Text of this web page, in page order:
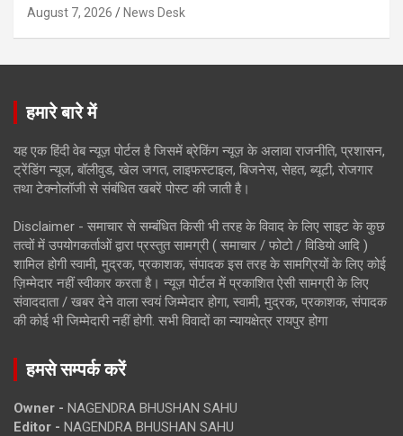
August 7, 2026 News Desk
हमारे बारे में
यह एक हिंदी वेब न्यूज़ पोर्टल है जिसमें ब्रेकिंग न्यूज़ के अलावा राजनीति, प्रशासन,
ट्रेंडिंग न्यूज, बॉलीवुड, खेल जगत, लाइफस्टाइल, बिजनेस, सेहत, ब्यूटी, रोजगार
तथा टेक्नोलॉजी से संबंधित खबरें पोस्ट की जाती है।
Disclaimer - समाचार से सम्बंधित किसी भी तरह के विवाद के लिए साइट के कुछ
तत्वों में उपयोगकर्ताओं द्वारा प्रस्तुत सामग्री ( समाचार / फोटो / विडियो आदि )
शामिल होगी स्वामी, मुद्रक, प्रकाशक, संपादक इस तरह के सामग्रियों के लिए कोई
ज़िम्मेदार नहीं स्वीकार करता है। न्यूज़ पोर्टल में प्रकाशित ऐसी सामग्री के लिए
संवाददाता / खबर देने वाला स्वयं जिम्मेदार होगा, स्वामी, मुद्रक, प्रकाशक, संपादक
की कोई भी जिम्मेदारी नहीं होगी. सभी विवादों का न्यायक्षेत्र रायपुर होगा
हमसे सम्पर्क करें
Owner - NAGENDRA BHUSHAN SAHU
Editor - NAGENDRA BHUSHAN SAHU